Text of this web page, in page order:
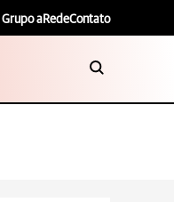
Grupo aRedeContato